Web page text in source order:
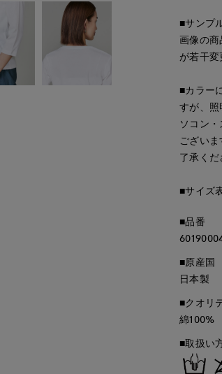
■サンプ
画像の
が若干変
■カラー
すが、
ソコン
ござい
了承くだ
■サイズ
■品番
■原産国
日本製
■クオリ
綿100%
■取扱い